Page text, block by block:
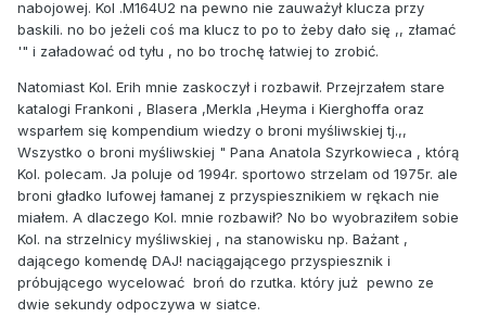
nabojowej. Kol .M164U2 na pewno nie zauważył klucza przy
baskili. no bo jeżeli coś ma klucz to po to żeby dało się ,, złamać
'" i załadować od tyłu , no bo trochę łatwiej to zrobić.
Natomiast Kol. Erih mnie zaskoczył i rozbawił. Przejrzałem stare
katalogi Frankoni , Blasera ,Merkla ,Heyma i Kierghoffa oraz
wsparłem się kompendium wiedzy o broni myśliwskiej tj.,,
Wszystko o broni myśliwskiej " Pana Anatola Szyrkowieca , którą
Kol. polecam. Ja poluje od 1994r. sportowo strzelam od 1975r. ale
broni gładko lufowej łamanej z przyspiesznikiem w rękach nie
miałem. A dlaczego Kol. mnie rozbawił? No bo wyobraziłem sobie
Kol. na strzelnicy myśliwskiej , na stanowisku np. Bażant ,
dającego komendę DAJ! naciągającego przyspiesznik i
próbującego wycelować broń do rzutka. który już pewno ze
dwie sekundy odpoczywa w siatce.